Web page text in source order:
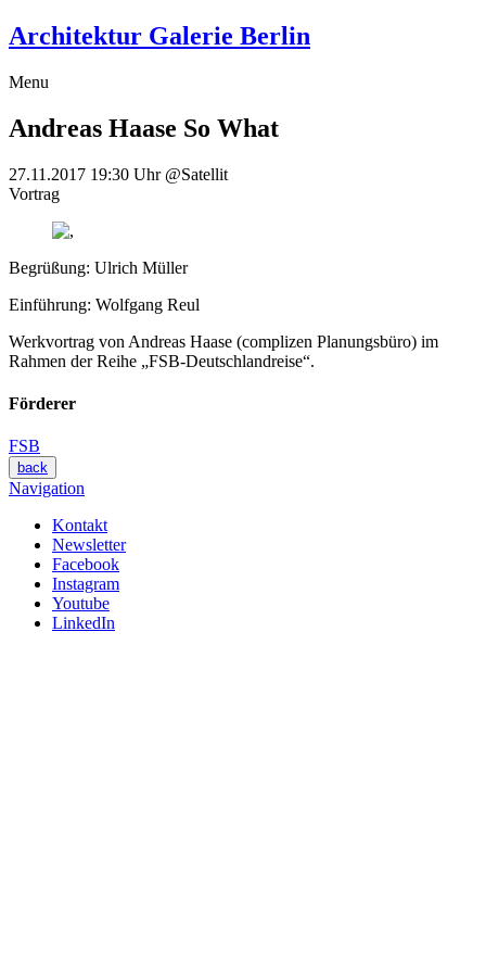
Architektur Galerie Berlin
Menu
Andreas Haase So What
27.11.2017 19:30 Uhr @Satellit
Vortrag
Begrüßung: Ulrich Müller
Einführung: Wolfgang Reul
Werkvortrag von Andreas Haase (complizen Planungsbüro) im
Rahmen der Reihe „FSB-Deutschlandreise“.
Förderer
FSB
back
Navigation
Kontakt
Newsletter
Facebook
Instagram
Youtube
LinkedIn